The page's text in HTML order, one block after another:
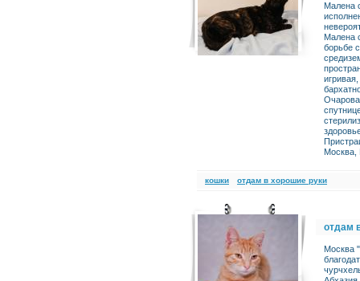
Малена
Малена
борьбе
Москва,
кошки отдам в хорошие руки
отдам
Москва